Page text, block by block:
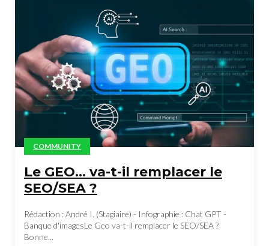
COMMUNITY
Le GEO… va-t-il remplacer le
SEO/SEA ?
Rédaction : André I. (Stagiaire) - Infographie : Chat GPT -
Banque d'imagesLe Geo va-t-il remplacer le SEO/SEA ?
Bonne...